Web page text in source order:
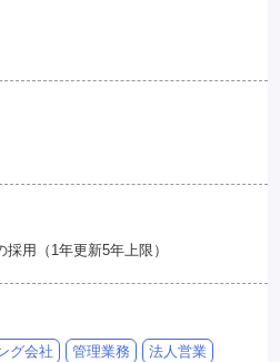
用（1年更新5年上限）
グ会社 管理業務
法人営業